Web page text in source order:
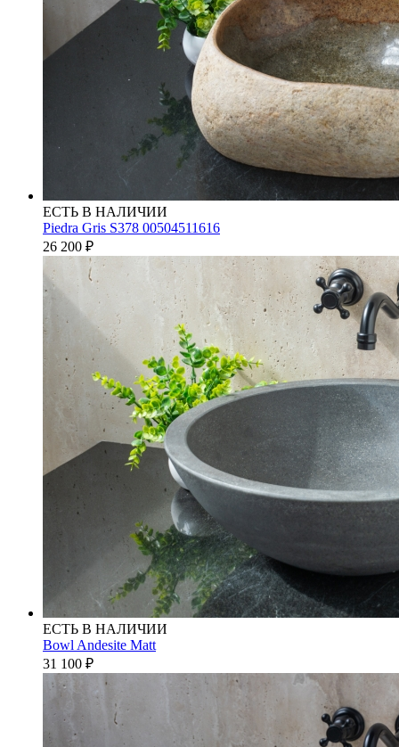
ЕСТЬ В НАЛИЧИИ
Piedra Gris S378 00504511616
26 200 ₽
ЕСТЬ В НАЛИЧИИ
Bowl Andesite Matt
31 100 ₽